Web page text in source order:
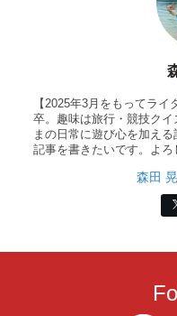
【2025年3月をもってラ
卒。趣味は旅行・競技ク
まの日常に遊び心を加え
記事を書きたいです。よろ
森田